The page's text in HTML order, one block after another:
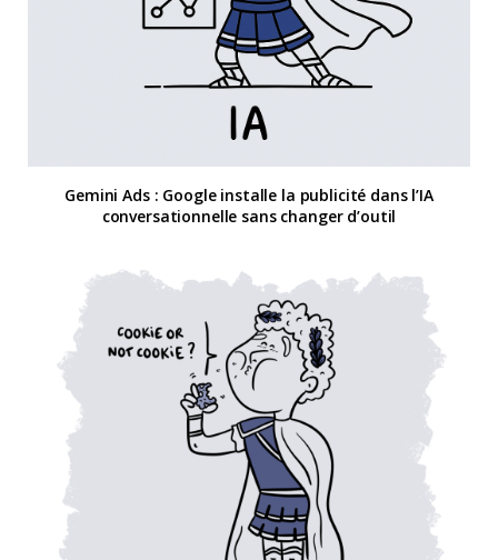
Gemini Ads : Google installe la publicité dans l’IA
conversationnelle sans changer d’outil